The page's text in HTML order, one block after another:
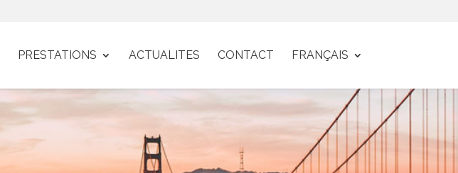
PRESTATIONS ACTUALITES CONTACT FRANÇAIS